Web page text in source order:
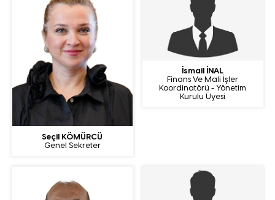
Seçil KÖMÜRCÜ
Genel Sekreter
İsmail İNAL
Finans Ve Mali İşler
Koordinatörü - Yönetim
Kurulu Üyesi